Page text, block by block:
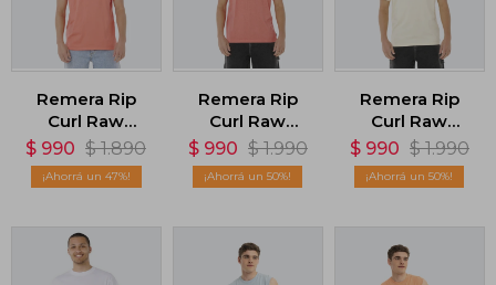
Remera Rip
Curl Raw
Energy De
Oval - Rosado
$ 990 $ 1.890
47
Remera Rip
Curl Raw
Energy Bubble
Tee - Rosado
$ 990 $ 1.990
50
Remera Rip
Curl Raw
Energy Bubble
Tee - Amarillo
$ 990 $ 1.990
50